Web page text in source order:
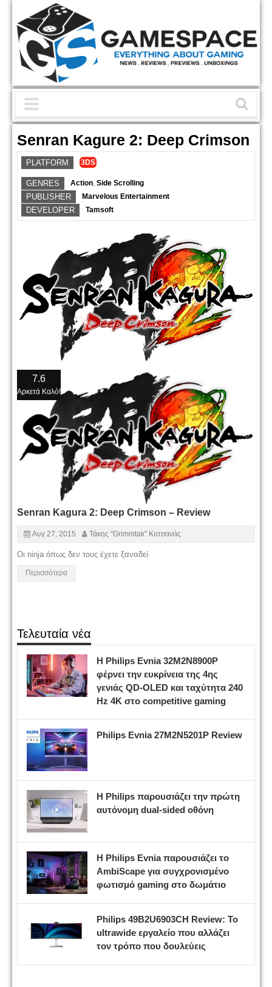
Senran Kagure 2: Deep Crimson
PLATFORM 3DS
GENRES Action, Side Scrolling
PUBLISHER Marvelous Entertainment
DEVELOPER Tamsoft
7.6
Αρκετά Καλό!
Senran Kagura 2: Deep Crimson – Review
Αυγ 27, 2015 Τάκης "Grimmtak" Κοτσανάς
Οι ninja όπως δεν τους έχετε ξαναδεί
Περισσότερα
Τελευταία νέα
Η Philips Evnia 32M2N8900P
φέρνει την ευκρίνεια της 4ης
γενιάς QD-OLED και ταχύτητα 240
Hz 4K στο competitive gaming
Philips Evnia 27M2N5201P Review
Η Philips παρουσιάζει την πρώτη
αυτόνομη dual-sided οθόνη
Η Philips Evnia παρουσιάζει το
AmbiScape για συγχρονισμένο
φωτισμό gaming στο δωμάτιο
Philips 49B2U6903CH Review: Το
ultrawide εργαλείο που αλλάζει
τον τρόπο που δουλεύεις